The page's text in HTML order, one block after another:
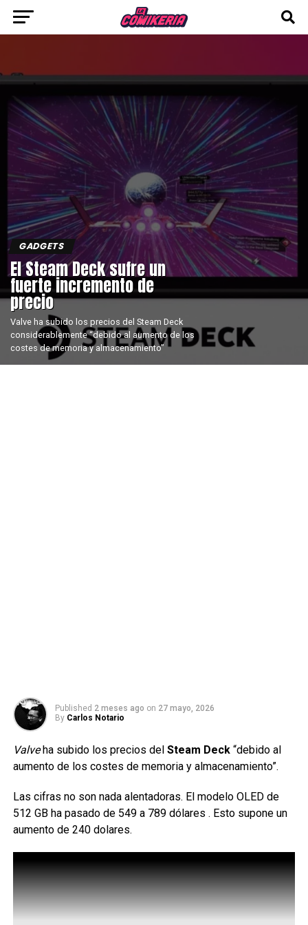
GADGETS
El Steam Deck sufre un
fuerte incremento de
precio
Valve ha subido los precios del Steam Deck
considerablemente “debido al aumento de los
costes de memoria y almacenamiento”
Published 2 meses ago on 27 mayo, 2026
By Carlos Notario
Valveha subido los precios del Steam Deck“debido al
aumento de los costes de memoria y almacenamiento”.
Las cifras no son nada alentadoras. El modelo OLED de
512 GB ha pasado de 549 a 789 dólares . Esto supone un
aumento de 240 dolares.